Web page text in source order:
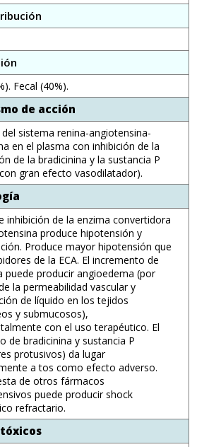
Fecal (40%).
de acción
sistema renina-angiotensina-
en el plasma con inhibición de la
de la bradicinina y la sustancia P
gran efecto vasodilatador).
inhibición de la enzima convertidora
produce hipotensión y
Produce mayor hipotensión que
de la ECA. El incremento de
puede producir angioedema (por
la permeabilidad vascular y
de líquido en los tejidos
y submucosos),
con el uso terapéutico. El
de bradicinina y sustancia P
protusivos) da lugar
a tos como efecto adverso.
de otros fármacos
puede producir shock
refractario.